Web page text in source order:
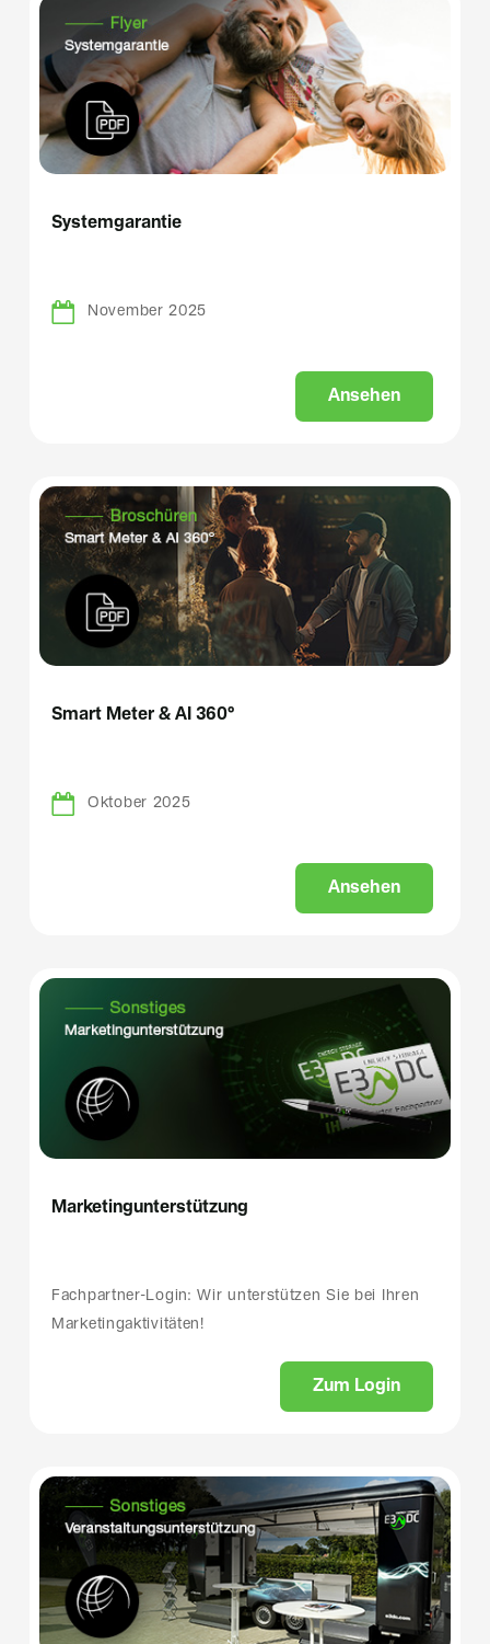
Systemgarantie
November 2025
Ansehen
Smart Meter & AI 360°
Oktober 2025
Ansehen
Marketingunterstützung
Fachpartner-Login: Wir unterstützen Sie bei Ihren
Marketingaktivitäten!
Zum Login